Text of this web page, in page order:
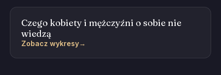
Czego kobiety i mężczyźni o sobie nie
wiedzą
Zobacz wykresy→